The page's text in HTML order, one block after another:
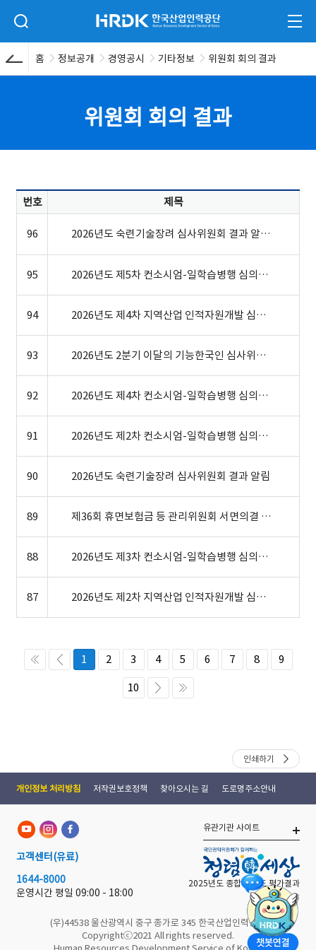
검색 입력폼 열기 HRDK 한국산업인력공단 전체
홈 정보공개 경영공시 기타정보 위원회 회의 결과
위원회 회의 결과
번호 제목
96 2026년도 숙련기술장려 심사위원회 결과 알림
95 2026년도 제5차 컨소시엄-일학습병행 심의위원회 결과
94 2026년도 제4차 지역산업 인적자원개발 심의위원회 결과
93 2026년도 2분기 이달의 기능한국인 심사위원회 결과
92 2026년도 제4차 컨소시엄-일학습병행 심의위원회 결과
91 2026년도 제2차 컨소시엄-일학습병행 심의위원회 결과
90 2026년도 숙련기술장려 심사위원회 결과 알림
89 제36회 휴면보험금 등 관리위원회 서면의결 결과
88 2026년도 제3차 컨소시엄-일학습병행 심의위원회 결과
87 2026년도 제2차 지역산업 인적자원개발 심의위원회 결과
1 2 3 4 5 6 7 8 9
10
인쇄하기
개인정보 처리방침 저작권보호정책 찾아오시는 길 도로명주소안내
고객센터 (유료)
1644-8000
운영시간 평일 09:00 - 18:00
(우)44538 울산광역시 중구 종가로 345 한국산업인력공단
Copyrightⓒ2021 All rights reserved.
유관기관 사이트
2025년도 종합 청렴도 평가결과